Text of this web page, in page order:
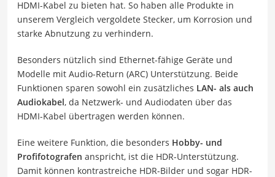
HDMI-Kabel zu bieten hat. So haben alle Produkte in
unserem Vergleich vergoldete Stecker, um Korrosion und
starke Abnutzung zu verhindern.
Besonders nützlich sind Ethernet-fähige Geräte und
Modelle mit Audio-Return (ARC) Unterstützung. Beide
Funktionen sparen sowohl ein zusätzliches LAN- als auch
Audiokabel, da Netzwerk- und Audiodaten über das
HDMI-Kabel übertragen werden können.
Eine weitere Funktion, die besonders Hobby- und
Profifotografen anspricht, ist die HDR-Unterstützung.
Damit können kontrastreiche HDR-Bilder und sogar HDR-